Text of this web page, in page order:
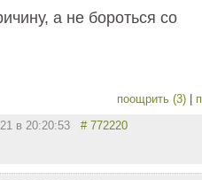
а не бороться со
поощрить (3) |
в 20:20:53 # 772220